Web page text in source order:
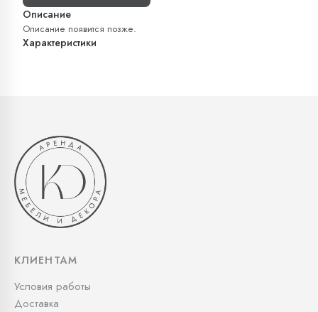
Описание
Описание появится позже.
Характеристики
КЛИЕНТАМ
Условия работы
Доставка